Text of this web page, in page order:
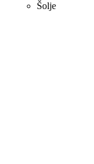
Šolje